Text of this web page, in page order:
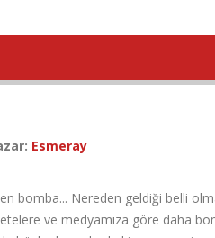
Esmeray
bomba... Nereden geldiği belli
ve medyamıza göre daha